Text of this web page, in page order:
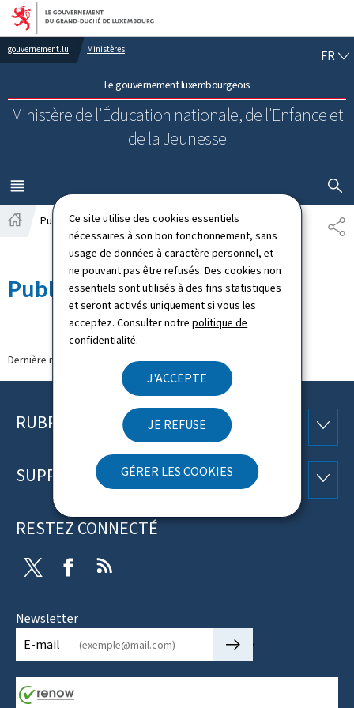
Ce site utilise des cookies essentiels
nécessaires à son bon fonctionnement, sans
usage de données à caractère personnel, et
ne pouvant pas être refusés. Des cookies non
essentiels sont utilisés à des fins statistiques
et seront activés uniquement si vous les
acceptez. Consulter notrepolitique de
confidentialité.
J'ACCEPTE
JE REFUSE
GÉRER LES COOKIES
Aller au menu principal
Aller au contenu
gouvernement.lu Ministères
Le gouvernement luxembourgeois
Ministère de l'Éducation nationale, de l'Enfance et
de la Jeunesse
FR
MENU
PRINCIPAL
Publications
Publications
Dernière modification le 19.02.2018
Pied
page
RUBRIQUES
SUPPORT
RESTEZ CONNECTÉ
Twitter Facebook
Newsletter
E-mail
🡒